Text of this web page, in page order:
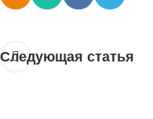
Следующая статья